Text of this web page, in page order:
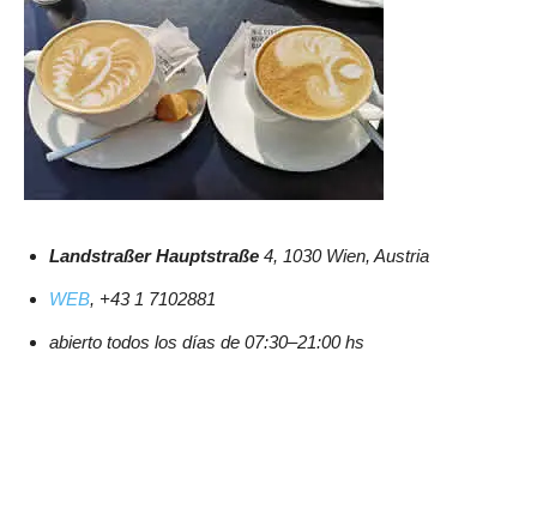
Landstraßer Hauptstraße 4, 1030 Wien, Austria
WEB, +43 1 7102881
abierto todos los días de 07:30–21:00 hs